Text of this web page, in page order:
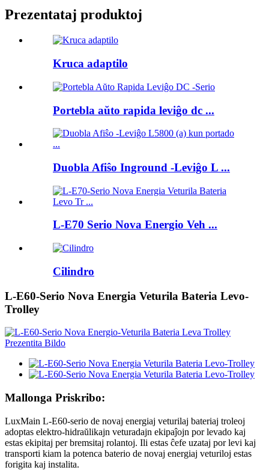
Prezentataj produktoj
Kruca adaptilo
Portebla aŭto rapida leviĝo dc ...
Duobla Afiŝo Inground -Leviĝo L ...
L-E70 Serio Nova Energio Veh ...
Cilindro
L-E60-Serio Nova Energia Veturila Bateria Levo-
Trolley
Mallonga Priskribo:
LuxMain L-E60-serio de novaj energiaj veturilaj bateriaj troleoj
adoptas elektro-hidraŭlikajn veturadajn ekipaĵojn por levado kaj
estas ekipitaj per bremsitaj rolantoj. Ili estas ĉefe uzataj por levi kaj
transporti kiam la potenca baterio de novaj energiaj veturiloj estas
forigita kaj instalita.